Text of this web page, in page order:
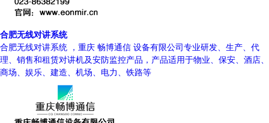
合肥无线对讲系统
合肥无线对讲系统 ，重庆 畅博通信 设备有限公司专业研发、生产、代
理、销售和租赁对讲机及安防监控产品，产品适用于物业、保安、酒店、
商场、娱乐、建造、机场、电力、铁路等